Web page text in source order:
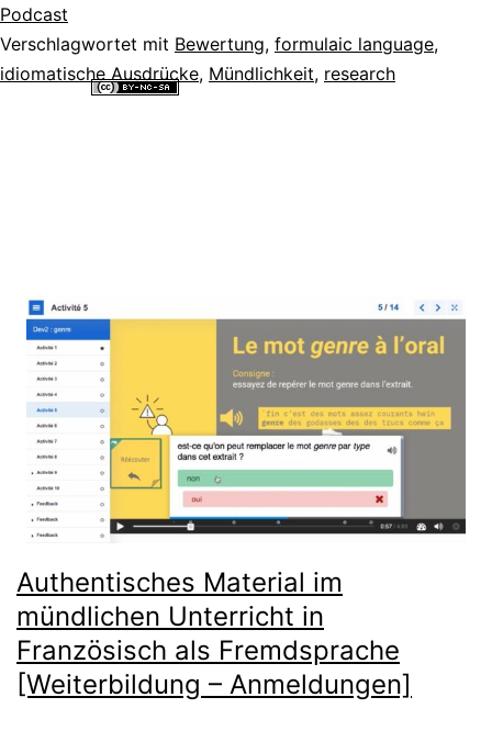
Podcast
Verschlagwortet mit Bewertung, formulaic language,
idiomatische Ausdrücke, Mündlichkeit, research
Authentisches Material im
mündlichen Unterricht in
Französisch als Fremdsprache
[Weiterbildung – Anmeldungen]